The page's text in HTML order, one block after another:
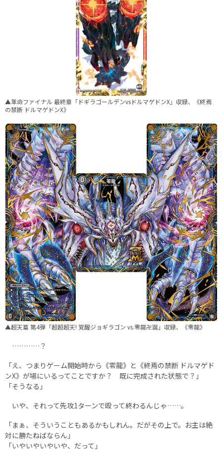
▲革命ファイナル 最終章「ドギラゴールデンvsドルマゲドンX」収録、《終焉
の禁断 ドルマゲドンX》
▲超天篇 第4弾「超超超天! 覚醒ジョギラゴン vs.零龍卍誕」収録、《零龍》
…………？
「え、つまりゲーム開始時から《零龍》と《終焉の禁断 ドルマゲド
ンX》が場にいるってことですか？ 既に完成された状態で？」
「そうなる」
いや、それって先攻1ターンで殴って終わるんじゃ……。
「まぁ、そういうこともあるかもしれん。だがその上で。お主は絶
対に勝たねばならん」
「いやいやいやいや、だって」